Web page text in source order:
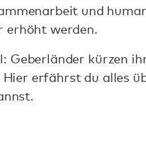
und
erhöht werden.
Geberländer kürzen
erfährst du alles